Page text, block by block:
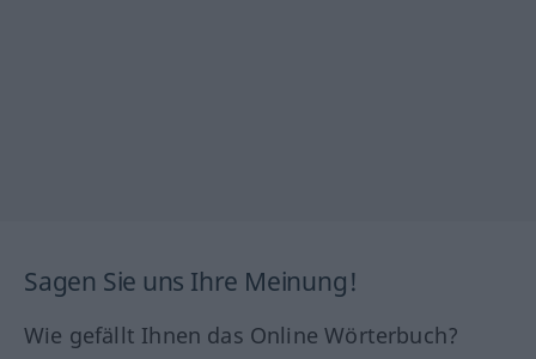
Sagen Sie uns Ihre Meinung!
Wie gefällt Ihnen das Online Wörterbuch?